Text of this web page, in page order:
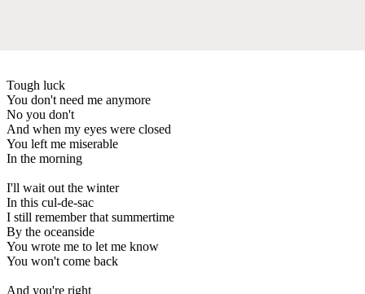
Tough luck
You don't need me anymore
No you don't
And when my eyes were closed
You left me miserable
In the morning
I'll wait out the winter
In this cul-de-sac
I still remember that summertime
By the oceanside
You wrote me to let me know
You won't come back
And you're right